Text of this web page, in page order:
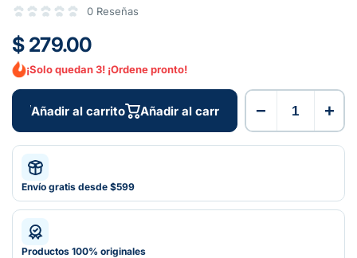
0 Reseñas
$ 279.00
¡Solo quedan 3! ¡Ordene pronto!
Añadir al carrito Añadir al carrito − +
Envío gratis desde $599
Productos 100% originales